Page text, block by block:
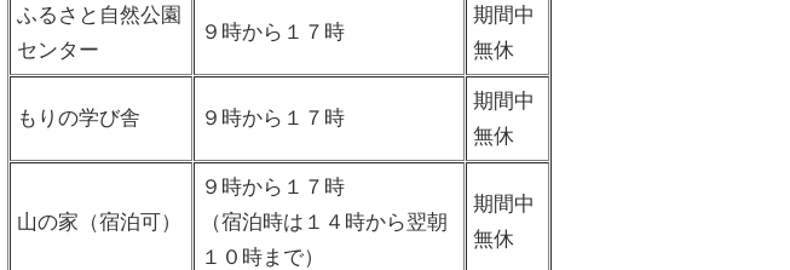
ふるさと自然公園
センター
９時から１７時
期間中
無休
もりの学び舎 ９時から１７時
期間中
無休
山の家（宿泊可）
９時から１７時
（宿泊時は１４時から翌朝
１０時まで）
期間中
無休